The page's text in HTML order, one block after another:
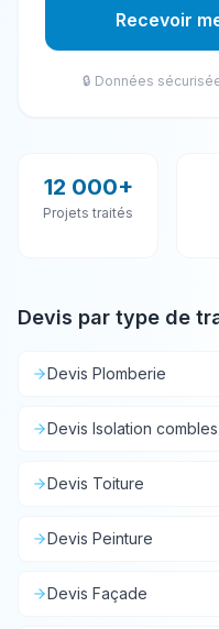
Recevoir
🔒 Données
12 000+
Projets traités
Devis par type de
Devis Plomberie
Devis Isolation combles
Devis Toiture
Devis Peinture
Devis Façade